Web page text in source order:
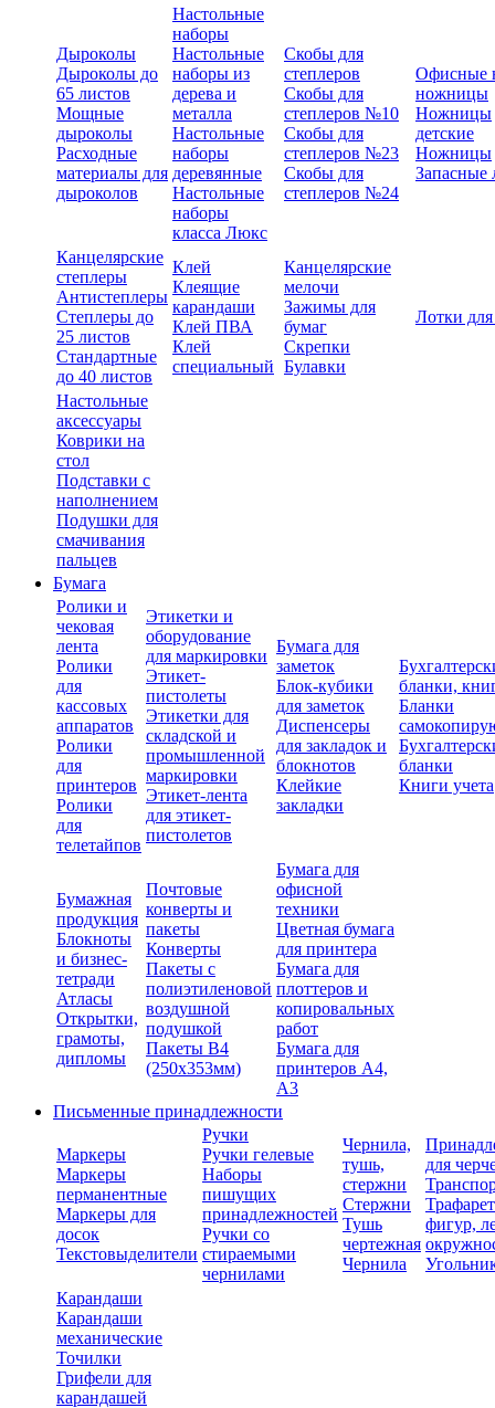
Дыроколы
Дыроколы до
65 листов
Мощные
дыроколы
Расходные
материалы для
дыроколов
Настольные
наборы
Настольные
наборы из
дерева и
металла
Настольные
наборы
деревянные
Настольные
наборы
класса Люкс
Скобы для
степлеров
Скобы для
степлеров №10
Скобы для
степлеров №23
Скобы для
степлеров №24
Офисные
ножницы
Ножницы
детские
Ножницы
Запасные
Канцелярские
степлеры
Антистеплеры
Степлеры до
25 листов
Стандартные
до 40 листов
Клей
Клеящие
карандаши
Клей ПВА
Клей
специальный
Канцелярские
мелочи
Зажимы для
бумаг
Скрепки
Булавки
Лотки
Настольные
аксессуары
Коврики на
стол
Подставки с
наполнением
Подушки для
смачивания
пальцев
Бумага
Ролики и
чековая
лента
Ролики
для
кассовых
аппаратов
Ролики
для
принтеров
Ролики
для
телетайпов
Этикетки и
оборудование
для маркировки
Этикет-
пистолеты
Этикетки для
складской и
промышленной
маркировки
Этикет-лента
для этикет-
пистолетов
Бумага для
заметок
Блок-кубики
для заметок
Диспенсеры
для закладок и
блокнотов
Клейкие
закладки
бланки,
Бланки
бланки
Книги учета
Бумажная
продукция
Блокноты
и бизнес-
тетради
Атласы
Открытки,
грамоты,
дипломы
Почтовые
конверты и
пакеты
Конверты
Пакеты с
полиэтиленовой
воздушной
подушкой
Пакеты В4
(250х353мм)
Бумага для
офисной
техники
Цветная бумага
для принтера
Бумага для
плоттеров и
копировальных
работ
Бумага для
принтеров А4,
А3
Письменные принадлежности
Маркеры
Маркеры
перманентные
Маркеры для
досок
Текстовыделители
Ручки
Ручки гелевые
Наборы
пишущих
принадлежностей
Ручки со
стираемыми
чернилами
Чернила,
тушь,
стержни
Стержни
Тушь
чертежная
Чернила
для
фигур,
Карандаши
Карандаши
механические
Точилки
Грифели для
карандашей